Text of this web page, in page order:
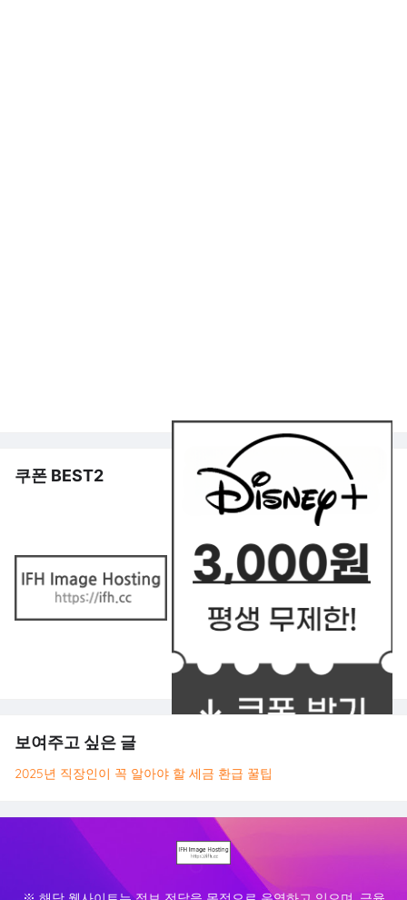
쿠폰 BEST2
보여주고 싶은 글
2025년 직장인이 꼭 알아야 할 세금 환급 꿀팁